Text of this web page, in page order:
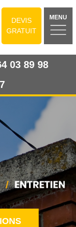
DEVIS
GRATUIT
MENU
03 89 98